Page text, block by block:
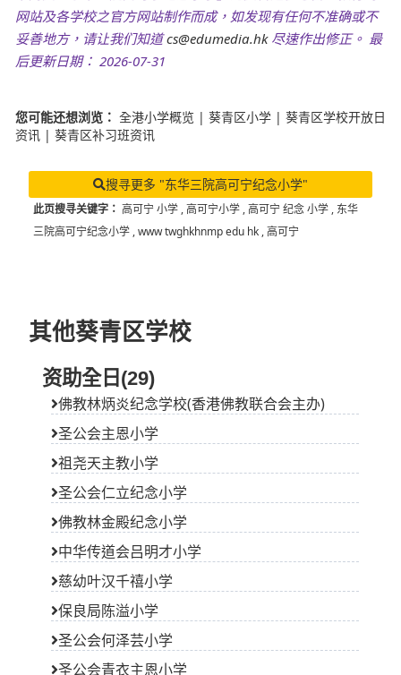
您可能还想浏览： 全港小学概览|葵青区小学 |葵青区学校开放日
资讯|葵青区补习班资讯
搜寻更多 "东华三院高可宁纪念小学"
此页搜寻关键字：高可宁 小学
佛教林炳炎纪念学校(香港佛教联合会主办)
祖尧天主教小学
圣公会仁立纪念小学
佛教林金殿纪念小学
中华传道会吕明才小学
慈幼叶汉千禧小学
保良局陈溢小学
圣公会何泽芸小学
圣公会青衣主恩小学
青衣商会小学
石篱天主教小学